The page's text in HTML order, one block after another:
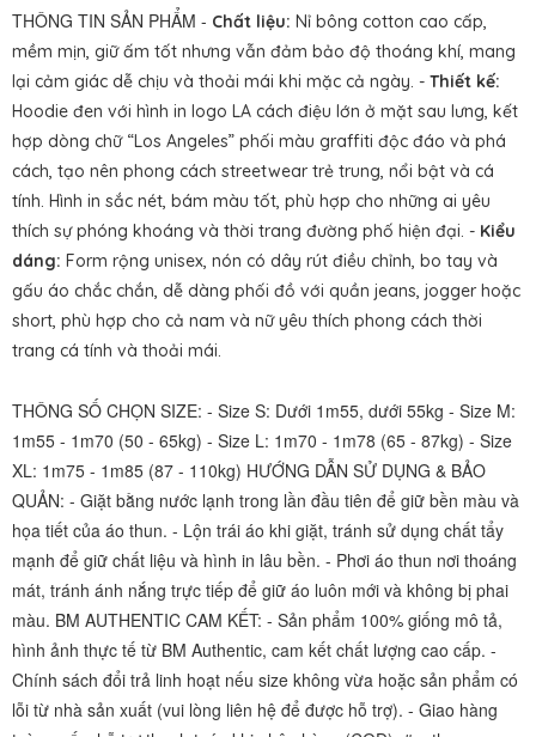
THÔNG TIN SẢN PHẨM - Chất liệu: Nỉ bông cotton cao cấp,
mềm mịn, giữ ấm tốt nhưng vẫn đảm bảo độ thoáng khí, mang
lại cảm giác dễ chịu và thoải mái khi mặc cả ngày. - Thiết kế:
Hoodie đen với hình in logo LA cách điệu lớn ở mặt sau lưng, kết
hợp dòng chữ “Los Angeles” phối màu graffiti độc đáo và phá
cách, tạo nên phong cách streetwear trẻ trung, nổi bật và cá
tính. Hình in sắc nét, bám màu tốt, phù hợp cho những ai yêu
thích sự phóng khoáng và thời trang đường phố hiện đại. - Kiểu
dáng: Form rộng unisex, nón có dây rút điều chỉnh, bo tay và
gấu áo chắc chắn, dễ dàng phối đồ với quần jeans, jogger hoặc
short, phù hợp cho cả nam và nữ yêu thích phong cách thời
trang cá tính và thoải mái.
THÔNG SỐ CHỌN SIZE: - Size S: Dưới 1m55, dưới 55kg - Size M:
1m55 - 1m70 (50 - 65kg) - Size L: 1m70 - 1m78 (65 - 87kg) - Size
XL: 1m75 - 1m85 (87 - 110kg) HƯỚNG DẪN SỬ DỤNG & BẢO
QUẢN: - Giặt bằng nước lạnh trong lần đầu tiên để giữ bền màu và
họa tiết của áo thun. - Lộn trái áo khi giặt, tránh sử dụng chất tẩy
mạnh để giữ chất liệu và hình in lâu bền. - Phơi áo thun nơi thoáng
mát, tránh ánh nắng trực tiếp để giữ áo luôn mới và không bị phai
màu. BM AUTHENTIC CAM KẾT: - Sản phẩm 100% giống mô tả,
hình ảnh thực tế từ BM Authentic, cam kết chất lượng cao cấp. -
Chính sách đổi trả linh hoạt nếu size không vừa hoặc sản phẩm có
lỗi từ nhà sản xuất (vui lòng liên hệ để được hỗ trợ). - Giao hàng